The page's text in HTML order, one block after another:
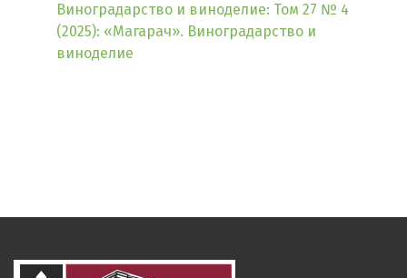
Виноградарство и виноделие: Том 27 № 4
(2025): «Магарач». Виноградарство и
виноделие